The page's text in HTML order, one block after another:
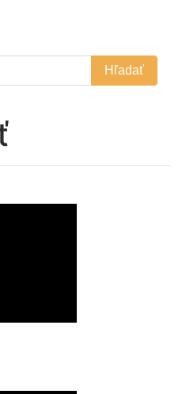
Hľadať